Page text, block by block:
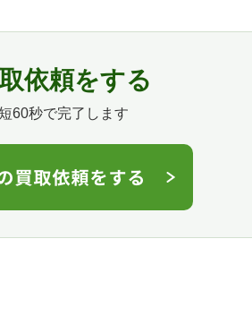
依頼をする
60秒で完了します